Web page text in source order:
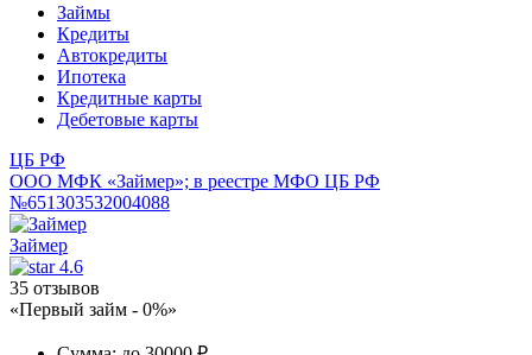
Займы
Кредиты
Автокредиты
Ипотека
Кредитные карты
Дебетовые карты
ЦБ РФ
ООО МФК «Займер»; в реестре МФО ЦБ РФ
№651303532004088
Займер
4.6
35 отзывов
«Первый займ - 0%»